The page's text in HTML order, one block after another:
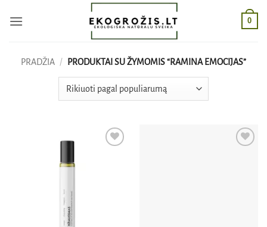
0
PRADŽIA / PRODUKTAI SU ŽYMOMIS “RAMINA EMOCIJAS”